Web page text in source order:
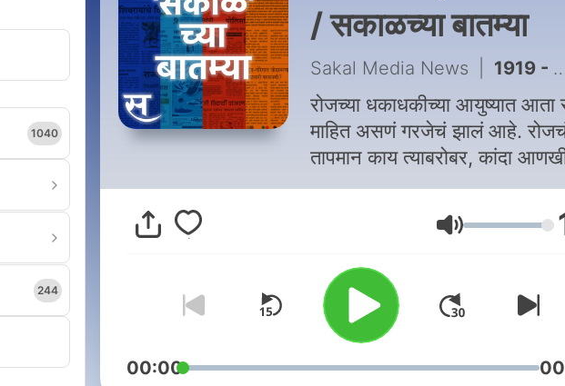
1040
244
/ सकाळच्या बातम्या
Sakal Media News 1919 - Sakal Chya Batmya | अनालॉग पनीरवर बंदी आणली ते देशात प्लास्टिक नोटा कधी सुरू होतील?
रोजच्या धकाधकीच्या आयुष्यात
माहित असणं गरजेचं झालं आहे.
तापमान काय त्याबरोबर, कांदा
किती रडवणार, भाजी आणखी किती
महागणार, पेट्रोल खिसा रिकामा
का, याच्या जोडीला जगात काय
याचा आढावा गरजेचा झाला आहे. या
सगळ्याची माहिती तुम्हाला मिळणार
सकाळच्या 'पॉडकास्ट' वर. त्यात तुम्ही
ऐकणार आहात महत्वाच्या ३ बातम्या.
याशिवाय हेल्थ, लाईफ स्टाईल,
Volume
00:00